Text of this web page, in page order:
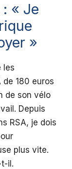
« Je
»
les
de 180 euros
de son vélo
Depuis
RSA, je dois
plus vite.
il.